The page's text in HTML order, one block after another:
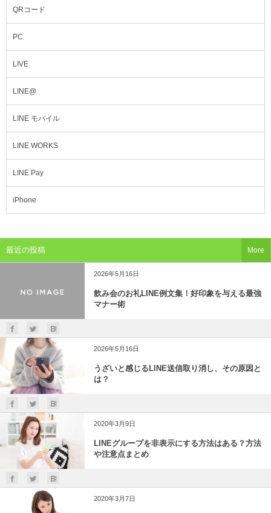
QRコード
PC
LIVE
LINE@
LINE モバイル
LINE WORKS
LINE Pay
iPhone
最近の投稿
2026年5月16日
飲み会のお礼LINE例文集！好印象を与える最強
マナー術
2026年5月16日
うざいと感じるLINE送信取り消し、その原因と
は？
2020年3月9日
LINEグループを非表示にする方法はある？方法
や注意点まとめ
2020年3月7日
More